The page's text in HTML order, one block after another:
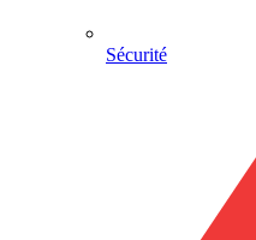
Sécurité